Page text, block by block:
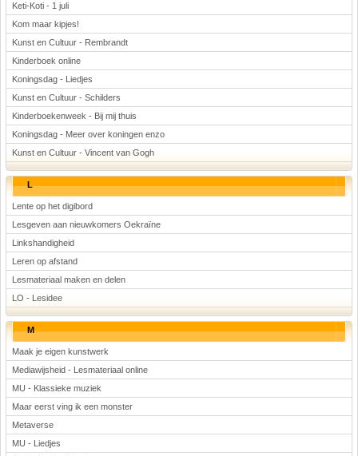
Keti-Koti - 1 juli
Kom maar kipjes!
Kunst en Cultuur - Rembrandt
Kinderboek online
Koningsdag - Liedjes
Kunst en Cultuur - Schilders
Kinderboekenweek - Bij mij thuis
Koningsdag - Meer over koningen enzo
Kunst en Cultuur - Vincent van Gogh
L
Lente op het digibord
Lesgeven aan nieuwkomers Oekraïne
Linkshandigheid
Leren op afstand
Lesmateriaal maken en delen
LO - Lesidee
M
Maak je eigen kunstwerk
Mediawijsheid - Lesmateriaal online
MU - Klassieke muziek
Maar eerst ving ik een monster
Metaverse
MU - Liedjes